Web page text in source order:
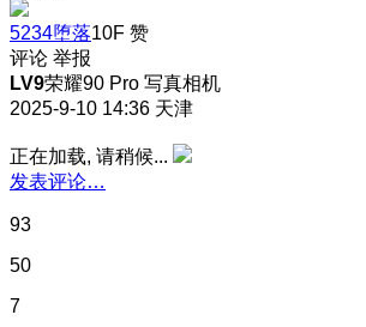
5234堕落10F 赞
评论 举报
LV9荣耀90 Pro 写真相机
2025-9-10 14:36 天津
正在加载, 请稍候...
发表评论…
93
50
7